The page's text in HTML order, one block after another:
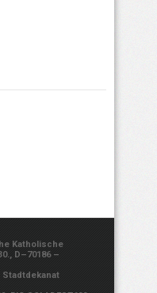
Katholische
D–70186 –
Stadtdekanat